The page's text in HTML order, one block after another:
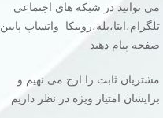
می توانید در شبکه های اجتماعی
تلگرام،ایتا،بله،روبیکا واتساپ پایین
صفحه پیام دهید
مشتریان ثابت را ارج می نهیم و
برایشان امتیاز ویژه در نظر داریم